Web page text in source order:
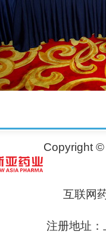
Copyright
互联网
注册地址